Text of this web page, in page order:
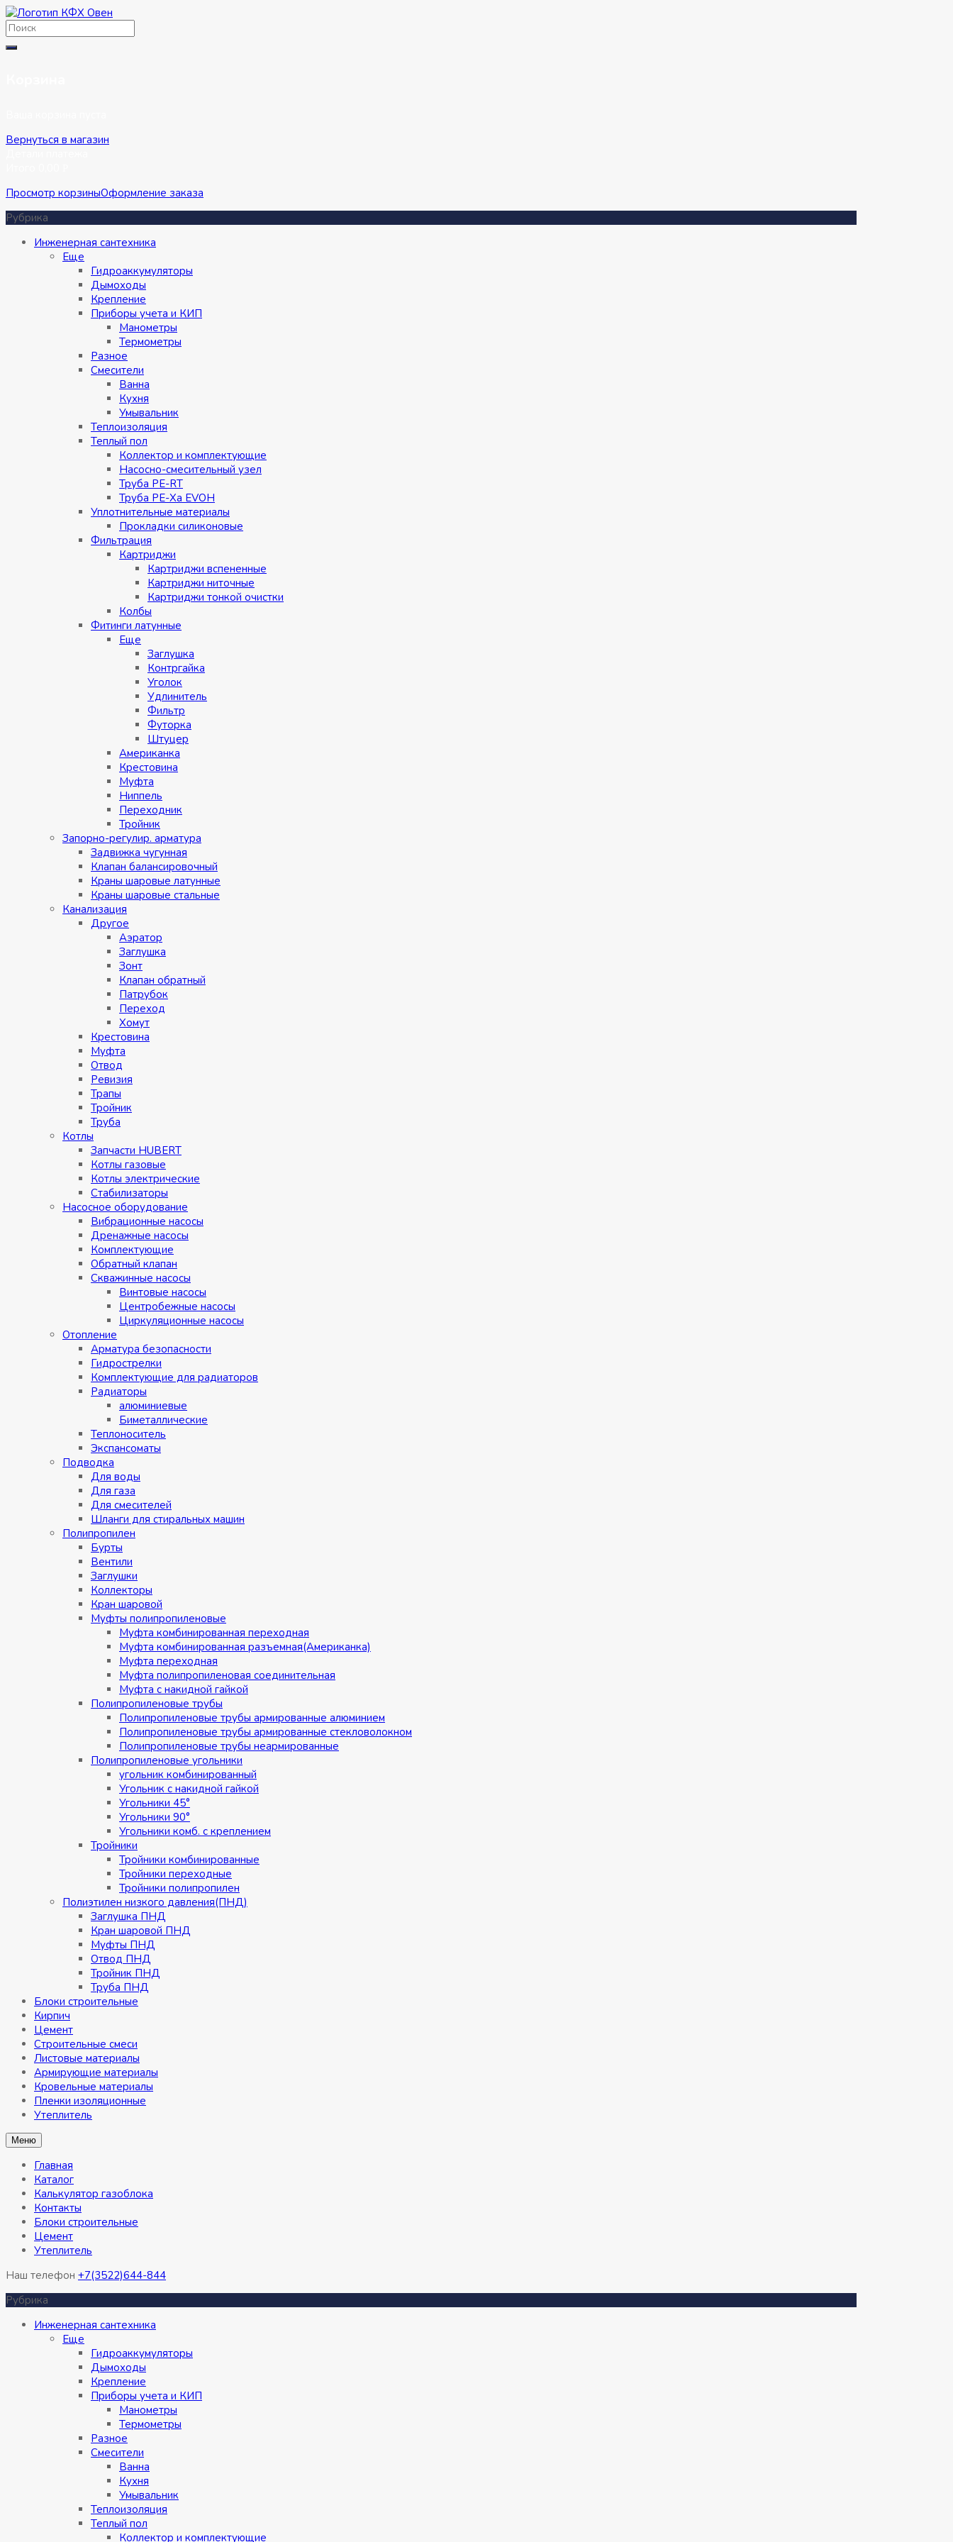
Перейти
к
содержимому
Вернуться в магазин
Просмотр корзиныОформление заказа
Рубрика
Инженерная сантехника
Eще
Гидроаккумуляторы
Дымоходы
Крепление
Приборы учета и КИП
Манометры
Термометры
Разное
Смесители
Ванна
Кухня
Умывальник
Теплоизоляция
Теплый пол
Коллектор и комплектующие
Насосно-смесительный узел
Труба PE-RT
Труба PE-Xa EVOH
Уплотнительные материалы
Прокладки силиконовые
Фильтрация
Картриджи
Картриджи вспененные
Картриджи ниточные
Картриджи тонкой очистки
Колбы
Фитинги латунные
Eщe
Заглушка
Контргайка
Уголок
Удлинитель
Фильтр
Футорка
Штуцер
Американка
Крестовина
Муфта
Ниппель
Переходник
Тройник
Запорно-регулир. арматура
Задвижка чугунная
Клапан балансировочный
Краны шаровые латунные
Краны шаровые стальные
Канализация
Другое
Аэратор
Заглушкa
Зонт
Клапан обратный
Патрубок
Переход
Хомут
Крестовина
Муфтa
Отвод
Ревизия
Трапы
Тройник
Труба
Котлы
Запчасти HUBERT
Котлы газовые
Котлы электрические
Стабилизаторы
Насосное оборудование
Вибрационные насосы
Дренажные насосы
Комплектующие
Обратный клапан
Скважинные насосы
Винтовые насосы
Центробежные насосы
Циркуляционные насосы
Отопление
Арматура безопасности
Гидрострелки
Комплектующие для радиаторов
Радиаторы
алюминиевые
Биметаллические
Теплоноситель
Экспансоматы
Подводка
Для воды
Для газа
Для смесителей
Шланги для стиральных машин
Полипропилен
Бурты
Вентили
Заглушки
Коллекторы
Кран шаровой
Муфты полипропиленовые
Муфта комбинированная переходная
Муфта комбинированная разъемная(Американка)
Муфта переходная
Муфта полипропиленовая соединительная
Муфта с накидной гайкой
Полипропиленовые трубы
Полипропиленовые трубы армированные алюминием
Полипропиленовые трубы армированные стекловолокном
Полипропиленовые трубы неармированные
Полипропиленовые угольники
угольник комбинированный
Угольник с накидной гайкой
Угольники 45°
Угольники 90°
Угольники комб. с креплением
Тройники
Тройники комбинированные
Тройники переходные
Тройники полипропилен
Полиэтилен низкого давления(ПНД)
Заглушка ПНД
Кран шаровой ПНД
Муфты ПНД
Отвод ПНД
Тройник ПНД
Труба ПНД
Блоки строительные
Кирпич
Цемент
Строительные смеси
Листовые материалы
Армирующие материалы
Кровельные материалы
Пленки изоляционные
Утеплитель
Меню
Главная
Каталог
Калькулятор газоблока
Контакты
Блоки строительные
Цемент
Утеплитель
Наш телефон +7(3522)644-844
Рубрика
Инженерная сантехника
Eще
Гидроаккумуляторы
Дымоходы
Крепление
Приборы учета и КИП
Манометры
Термометры
Разное
Смесители
Ванна
Кухня
Умывальник
Теплоизоляция
Теплый пол
Коллектор и комплектующие